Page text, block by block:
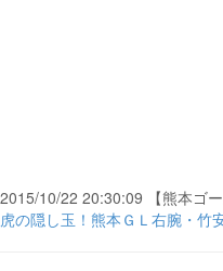
2015/10/22 20:30:09 【熊本ゴー
虎の隠し玉！熊本ＧＬ右腕・竹